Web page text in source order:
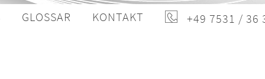
GLOSSAR KONTAKT +49 7531 / 36